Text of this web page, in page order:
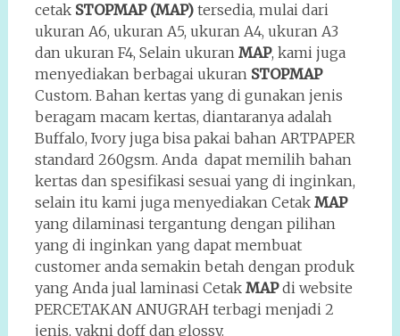
cetak STOPMAP (MAP)tersedia, mulai dari
ukuran A6, ukuran A5, ukuran A4, ukuran A3
dan ukuran F4, Selain ukuran MAP, kami juga
menyediakan berbagai ukuran STOPMAP
Custom. Bahan kertas yang di gunakan jenis
beragam macam kertas, diantaranya adalah
Buffalo, Ivory juga bisa pakai bahan ARTPAPER
standard 260gsm. Anda dapat memilih bahan
kertas dan spesifikasi sesuai yang di inginkan,
selain itu kami juga menyediakan Cetak MAP
yang dilaminasi tergantung dengan pilihan
yang di inginkan yang dapat membuat
customer anda semakin betah dengan produk
yang Anda jual laminasi Cetak MAPdi website
PERCETAKAN ANUGRAH terbagi menjadi 2
jenis, yakni doff dan glossy.